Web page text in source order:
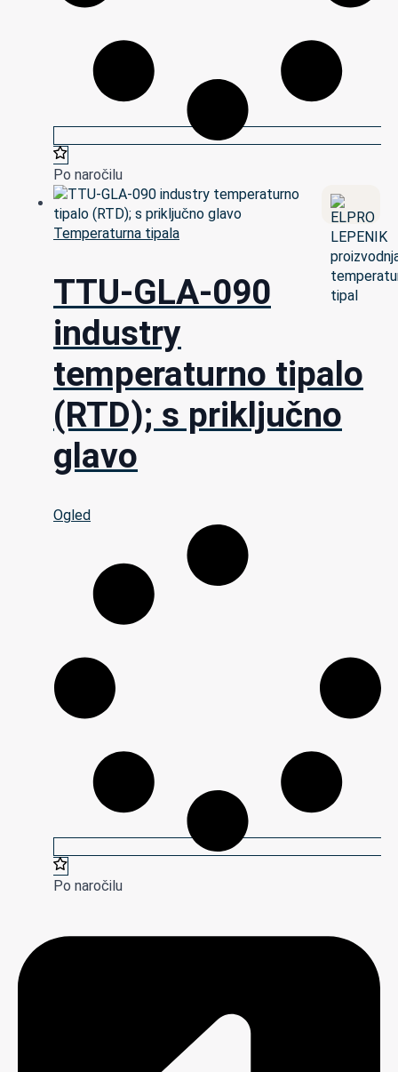
Po naročilu
Temperaturna tipala
TTU-GLA-090
industry
temperaturno tipalo
(RTD); s priključno
glavo
Ogled
Po naročilu